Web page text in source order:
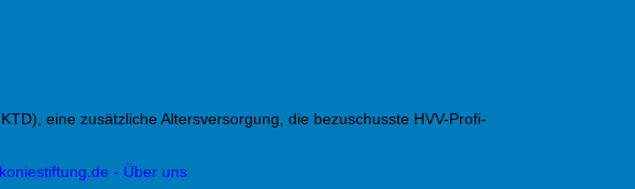
eine zusätzliche Altersversorgung, die bezuschusste HVV-Profi-
- Über uns